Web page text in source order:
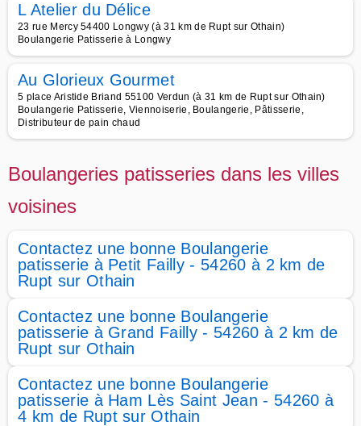
L Atelier du Délice
23 rue Mercy 54400 Longwy (à 31 km de Rupt sur Othain)
Boulangerie Patisserie à Longwy
Au Glorieux Gourmet
5 place Aristide Briand 55100 Verdun (à 31 km de Rupt sur Othain)
Boulangerie Patisserie, Viennoiserie, Boulangerie, Pâtisserie,
Distributeur de pain chaud
Boulangeries patisseries dans les villes
voisines
Contactez une bonne Boulangerie
patisserie à Petit Failly - 54260 à 2 km de
Rupt sur Othain
Contactez une bonne Boulangerie
patisserie à Grand Failly - 54260 à 2 km de
Rupt sur Othain
Contactez une bonne Boulangerie
patisserie à Ham Lès Saint Jean - 54260 à
4 km de Rupt sur Othain